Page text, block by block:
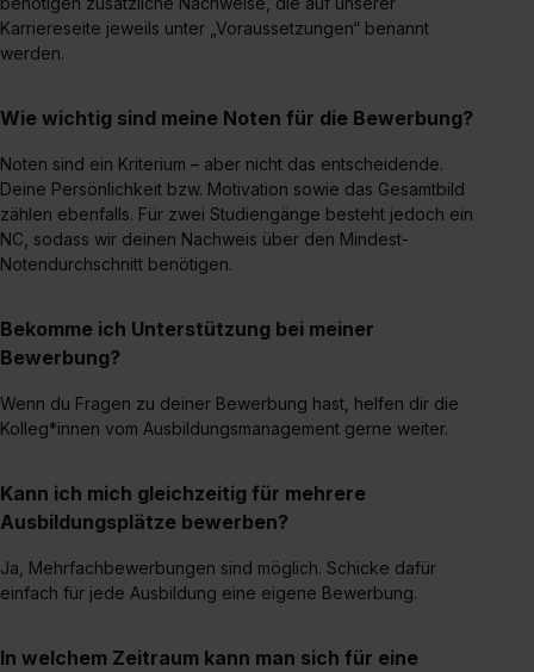
Media und Marketing“ umfasst hierbei die Einwilligung
zur Übermittlung deiner Daten in die USA (Art. 49 Abs. 1
angemessenes Datenschutzniveau (EuGH – Schrems
Wirkung für die Zukunft ganz oder teilweise über unsere
Datenschutzerklärung unter dem Punkt „Datenschutz-
Einstellungen“ widerrufen. Weitere Informationen zu den
einzelnen Cookies findest du durch Klick auf „Details
Karriereseite jeweils unter „Voraussetzungen“ benannt
werden.
Wie wichtig sind meine Noten für die Bewerbung?
Noten sind ein Kriterium – aber nicht das entscheidende.
Deine Persönlichkeit bzw. Motivation sowie das Gesamtbild
zählen ebenfalls. Für zwei Studiengänge besteht jedoch ein
NC, sodass wir deinen Nachweis über den Mindest-
Notendurchschnitt benötigen.
Bekomme ich Unterstützung bei meiner
Bewerbung?
Wenn du Fragen zu deiner Bewerbung hast, helfen dir die
Kolleg*innen vom Ausbildungsmanagement gerne weiter.
Kann ich mich gleichzeitig für mehrere
Ausbildungsplätze bewerben?
Ja, Mehrfachbewerbungen sind möglich. Schicke dafür
einfach für jede Ausbildung eine eigene Bewerbung.
In welchem Zeitraum kann man sich für eine